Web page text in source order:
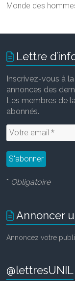
Monde des
Lettre
Inscrivez-vous à
annonces des
Les membres de
abonnés.
* Obligatoire
Annoncer
Annoncez votre
@lettresUNIL